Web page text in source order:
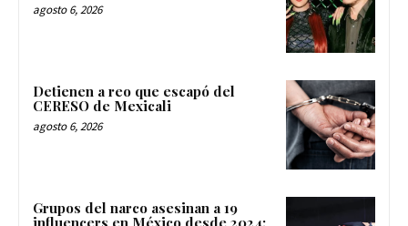
agosto 6, 2026
Detienen a reo que escapó del
CERESO de Mexicali
agosto 6, 2026
Grupos del narco asesinan a 19
influencers en México desde 2024;